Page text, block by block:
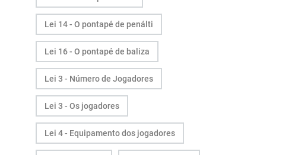
Lei 14 - O pontapé de penálti
Lei 16 - O pontapé de baliza
Lei 3 - Número de Jogadores
Lei 3 - Os jogadores
Lei 4 - Equipamento dos jogadores